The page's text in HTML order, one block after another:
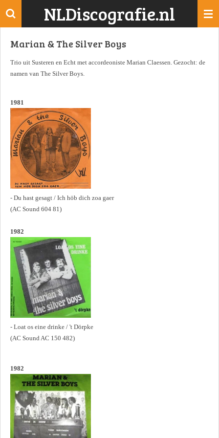
Ga
de
NLDiscografie.nl
Marian & The Silver Boys
Trio uit Susteren en Echt met accordeoniste Marian Claessen. Gezocht: de
namen van The Silver Boys.
1981
- Du hast gesagt / Ich höb dich zoa gaer
(AC Sound 604 81)
1982
- Loat os eine drinke / 't Dörpke
(AC Sound AC 150 482)
1982